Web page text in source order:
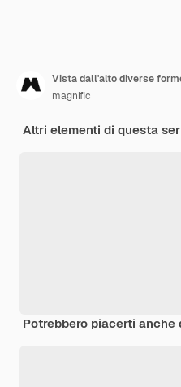
Vista dall'alto diverse
magnific
Altri elementi di questa
Potrebbero piacerti anche